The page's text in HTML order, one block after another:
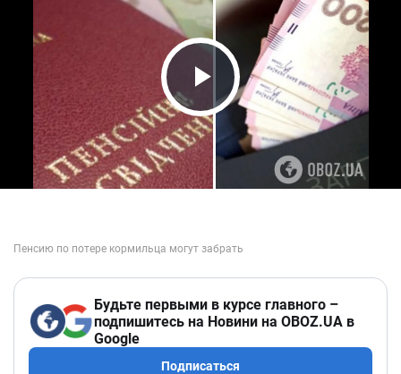
Play Video
Будьте первыми в курсе главного –
подпишитесь на Новини на OBOZ.UA в
Google
Подписаться